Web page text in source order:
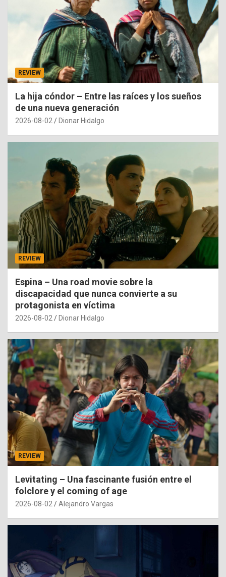
REVIEW
La hija cóndor – Entre las raíces y los sueños
de una nueva generación
2026-08-02 Dionar Hidalgo
REVIEW
Espina – Una road movie sobre la
discapacidad que nunca convierte a su
protagonista en víctima
2026-08-02 Dionar Hidalgo
REVIEW
Levitating – Una fascinante fusión entre el
folclore y el coming of age
2026-08-02 Alejandro Vargas